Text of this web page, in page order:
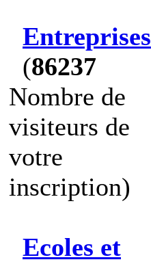
Entreprises
(86237
Nombre de
visiteurs de
votre
inscription)
Ecoles et